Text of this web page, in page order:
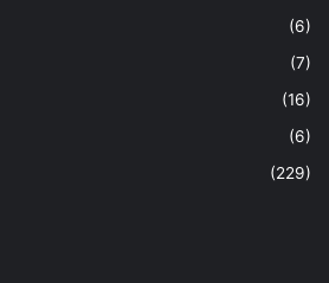
(6)
(7)
(16)
(6)
(229)